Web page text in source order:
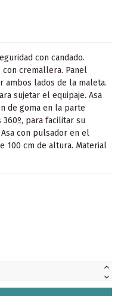
con candado.
cremallera. Panel
lados de la maleta.
sujetar el equipaje. Asa
de goma en la parte
para facilitar su
con pulsador en el
100 cm de altura. Material